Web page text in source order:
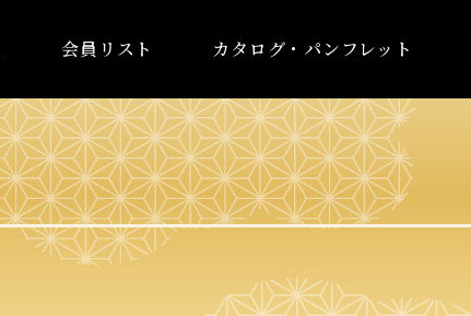
会員リスト カタログ・パンフレット